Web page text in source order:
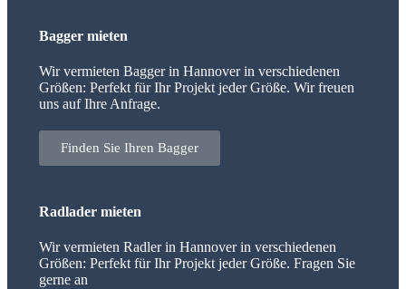
Bagger mieten
Wir vermieten Bagger in Hannover in verschiedenen
Größen: Perfekt für Ihr Projekt jeder Größe. Wir freuen
uns auf Ihre Anfrage.
Finden Sie Ihren Bagger
Radlader mieten
Wir vermieten Radler in Hannover in verschiedenen
Größen: Perfekt für Ihr Projekt jeder Größe. Fragen Sie
gerne an